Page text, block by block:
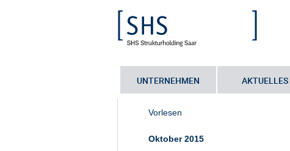
UNTERNEHMEN AKTUELLES
Sie sind hier: Startseite Ansprechpartner
Vorlesen
Oktober 2015